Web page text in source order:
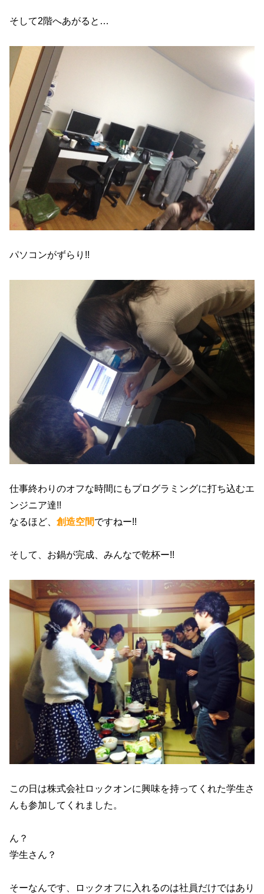
そして2階へあがると…
パソコンがずらり!!
仕事終わりのオフな時間にもプログラミングに打ち込むエ
ンジニア達!!
なるほど、 創造空間ですねー!!
そして、お鍋が完成、みんなで乾杯ー!!
この日は株式会社ロックオンに興味を持ってくれた学生さ
んも参加してくれました。
ん？
学生さん？
そーなんです、ロックオフに入れるのは社員だけではあり